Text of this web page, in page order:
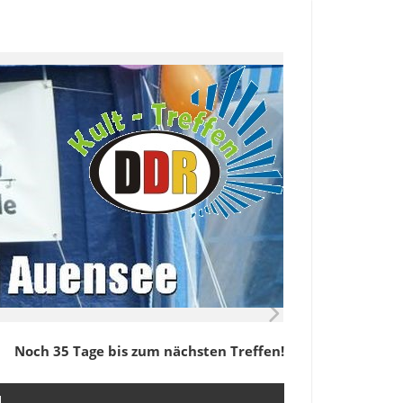
Noch 35 Tage bis zum nächsten Treffen!